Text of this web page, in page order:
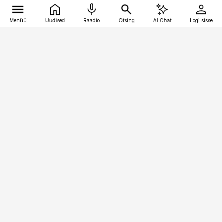
Menüü Uudised Raadio Otsing AI Chat Logi sisse